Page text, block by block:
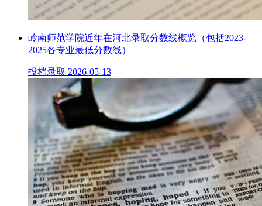
岭南师范学院近年在河北录取分数线概览（包括2023-
2025各专业最低分数线）
投档录取 2026-05-13